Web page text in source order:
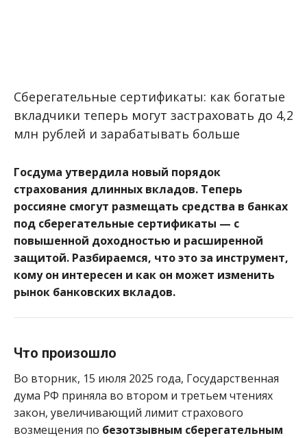
Сберегательные сертификаты: как богатые
вкладчики теперь могут застраховать до 4,2
млн рублей и зарабатывать больше
Госдума утвердила новый порядок
страхования длинных вкладов. Теперь
россияне смогут размещать средства в банках
под сберегательные сертификаты — с
повышенной доходностью и расширенной
защитой. Разбираемся, что это за инструмент,
кому он интересен и как он может изменить
рынок банковских вкладов.
Что произошло
Во вторник, 15 июля 2025 года, Государственная
дума РФ приняла во втором и третьем чтениях
закон, увеличивающий лимит страхового
возмещения по безотзывным сберегательным